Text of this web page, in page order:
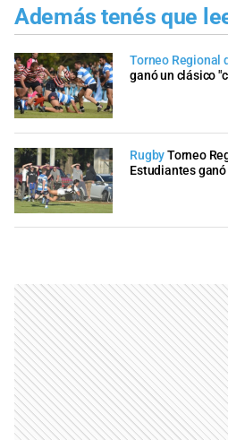
Además tenés que
Torneo Regional
ganó un clásico
RugbyTorneo
Estudiantes